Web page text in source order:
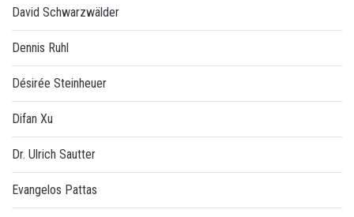
David Schwarzwälder
Dennis Ruhl
Désirée Steinheuer
Difan Xu
Dr. Ulrich Sautter
Evangelos Pattas